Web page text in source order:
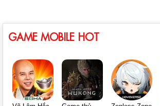
GAME MOBILE HOT